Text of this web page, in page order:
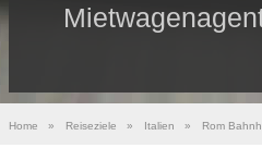
Home » Reiseziele » Italien » Rom